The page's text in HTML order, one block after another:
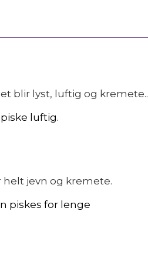
blir lyst, luftig og kremete..
luftig.
jevn og kremete.
piskes for lenge